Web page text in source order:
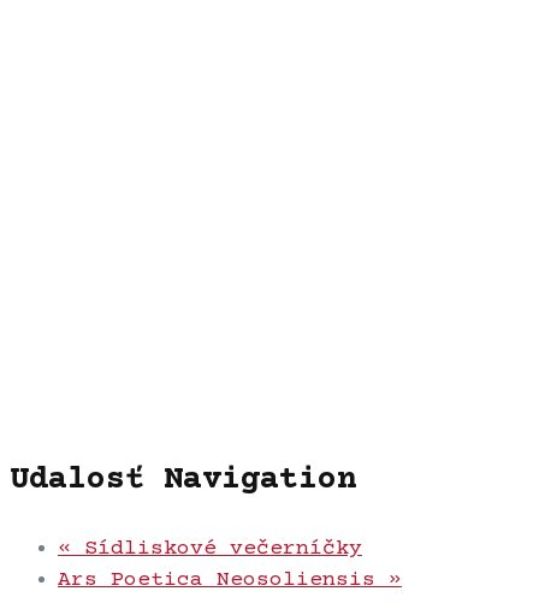
Udalosť Navigation
« Sídliskové večerníčky
Ars Poetica Neosoliensis »